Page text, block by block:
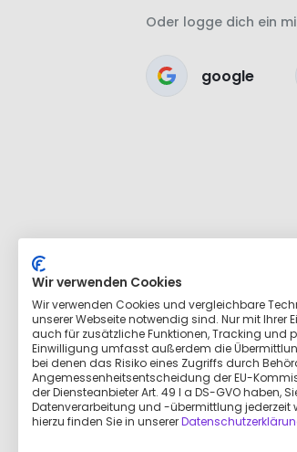
Oder logge dich ein
google
Wir verwenden Cookies
Wir verwenden Cookies und vergleichbare
unserer Webseite notwendig sind. Nur mit Ihrer
auch für zusätzliche Funktionen, Tracking und
Einwilligung umfasst außerdem die
bei denen das Risiko eines Zugriffs durch
Angemessenheitsentscheidung der EU-
der Diensteanbieter Art. 49 I a DS-GVO haben,
Datenverarbeitung und -übermittlung jederzeit
hierzu finden Sie in unserer